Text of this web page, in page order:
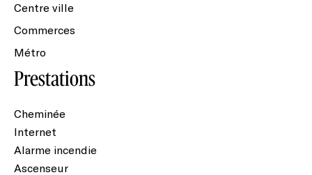
Centre ville
Commerces
Métro
Prestations
Cheminée
Internet
Alarme incendie
Ascenseur